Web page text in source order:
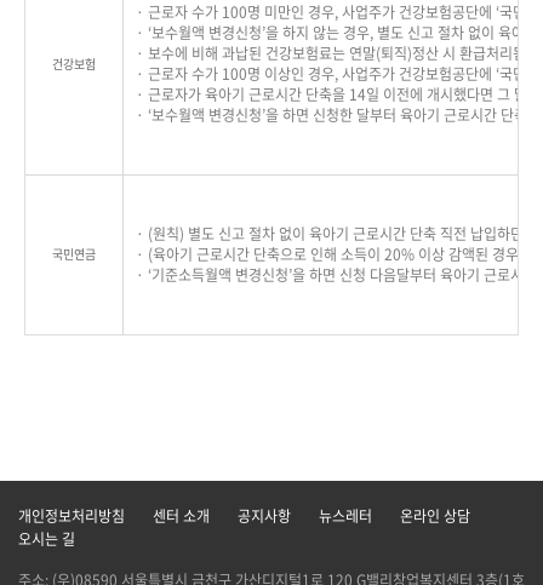
건강보험
· 근로자 수가 100명 미만인 경우, 사업주가 건강보험공단에 ‘국민
· ‘보수월액 변경신청’을 하지 않는 경우, 별도 신고 절차 없이 육아
· 보수에 비해 과납된 건강보험료는 연말(퇴직)정산 시 환급처리됨
· 근로자 수가 100명 이상인 경우, 사업주가 건강보험공단에 ‘국민
· 근로자가 육아기 근로시간 단축을 14일 이전에 개시했다면 그 달
· ‘보수월액 변경신청’을 하면 신청한 달부터 육아기 근로시간 단축
국민연금
· (원칙) 별도 신고 절차 없이 육아기 근로시간 단축 직전 납입하던
· (육아기 근로시간 단축으로 인해 소득이 20% 이상 감액된 경우)
· ‘기준소득월액 변경신청’을 하면 신청 다음달부터 육아기 근로시
개인정보처리방침 센터 소개 공지사항 뉴스레터
온라인 상담
오시는 길
주소: (우)08590 서울특별시 금천구 가산디지털1로 120 G밸리창업복지센터 3층(1호